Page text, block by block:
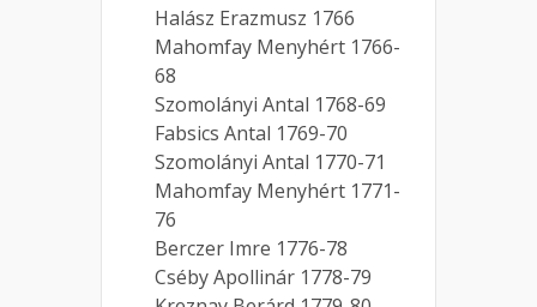
Halász Erazmusz 1766
Mahomfay Menyhért 1766-
68
Szomolányi Antal 1768-69
Fabsics Antal 1769-70
Szomolányi Antal 1770-71
Mahomfay Menyhért 1771-
76
Berczer Imre 1776-78
Cséby Apollinár 1778-79